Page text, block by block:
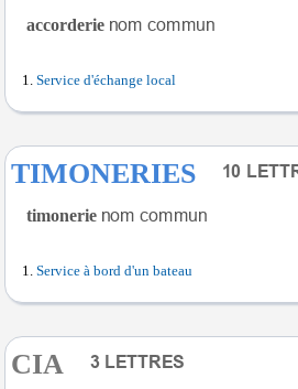
accorderie
Service d'échange local
TIMONERIES
timonerie
Service à bord d'un bateau
CIA